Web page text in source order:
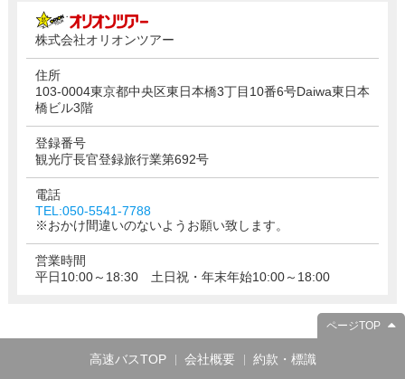
株式会社オリオンツアー
住所
103-0004東京都中央区東日本橋3丁目10番6号Daiwa東日本
橋ビル3階
登録番号
観光庁長官登録旅行業第692号
電話
TEL:050-5541-7788
※おかけ間違いのないようお願い致します。
営業時間
平日10:00～18:30 土日祝・年末年始10:00～18:00
ページTOP
高速バスTOP 会社概要 約款・標識